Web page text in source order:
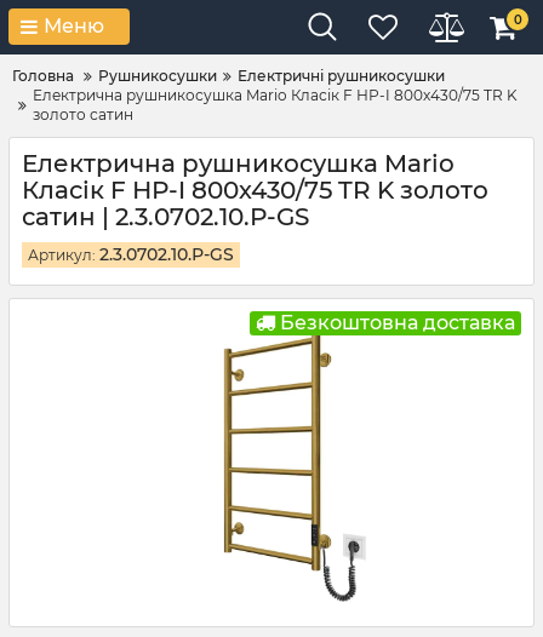
Меню 0
Головна Рушникосушки
Електричні рушникосушки
Електрична рушникосушка Mario Класік F НР-I 800х430/75 TR K
золото сатин
Електрична рушникосушка Mario
Класік F НР-I 800х430/75 TR K золото
сатин | 2.3.0702.10.Р-GS
Артикул: 2.3.0702.10.Р-GS
Безкоштовна доставка